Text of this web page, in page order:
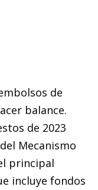
de
balance.
de 2023
Mecanismo
principal
incluye fondos